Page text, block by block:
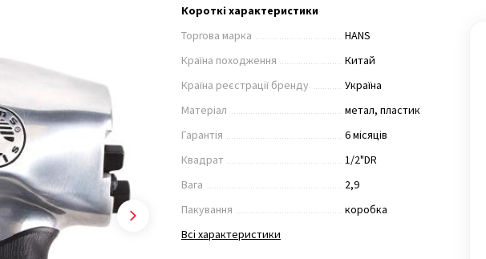
Короткі характеристики
Торгова марка
HANS
Країна походження
Китай
Країна реєстрації бренду
Україна
Матеріал
метал, пластик
Гарантія
6 місяців
Квадрат
1/2"DR
Вага
2,9
Пакування
коробка
Всі характеристики